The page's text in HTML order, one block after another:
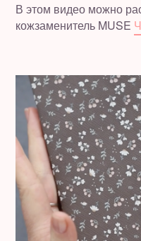
В этом видео можно
кожзаменитель MUSE